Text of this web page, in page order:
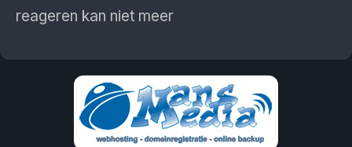
reageren kan niet meer